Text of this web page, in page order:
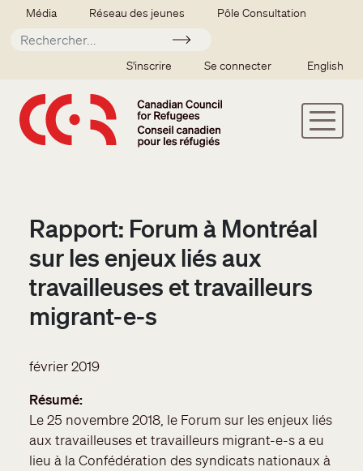
Aller au contenu principal
Secondary menu
Média Réseau des jeunes Pôle Consultation
Soumettre
SSO user menu
S'inscrire Se connecter English
Rapport: Forum à Montréal
sur les enjeux liés aux
travailleuses et travailleurs
migrant-e-s
février 2019
Résumé
Le 25 novembre 2018, le Forum sur les enjeux liés
aux travailleuses et travailleurs migrant-e-s a eu
lieu à la Confédération des syndicats nationaux à